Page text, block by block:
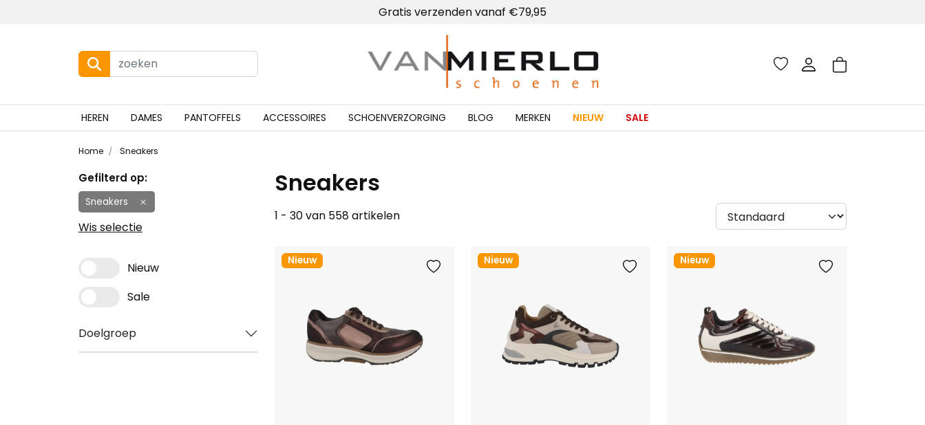
Gratis verzenden vanaf €79,95
Lokale winkel met schoenmakerij
HEREN DAMES PANTOFFELS ACCESSOIRES SCHOENVERZORGING BLOG MERKEN NIEUW SALE
Home Sneakers
Gefilterd op:
Sneakers
Wis selectie
Nieuw
Sale
Doelgroep
Sneakers
1 - 30 van 558 artikelen
Nieuw Nieuw Nieuw